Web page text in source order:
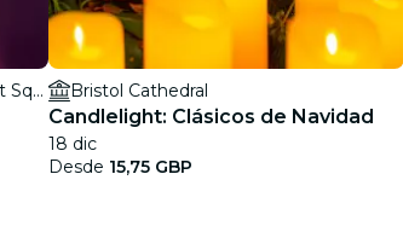
Bristol Amphitheatre & Waterfront Square Bristol Cathedral
Candlelight: Clásicos de Navidad
18 dic
Desde 15,75 GBP